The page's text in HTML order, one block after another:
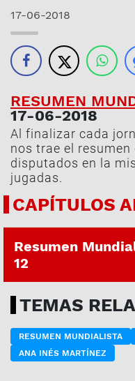
17-06-2018
RESUMEN
17-06-2018
Al finalizar cada
nos trae el resumen
disputados en la
jugadas.
CAPÍTULOS
26-06-2018
Resumen
12
TEMAS
RESUMEN MUNDIALISTA
ANA INÉS MARTÍNEZ